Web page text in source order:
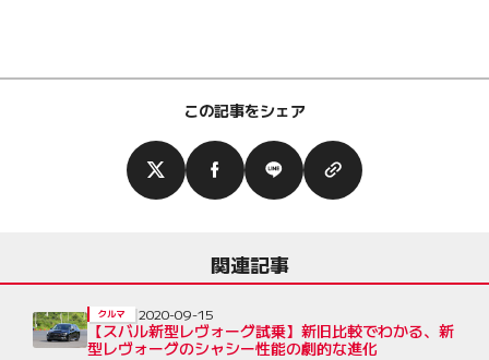
この記事をシェア
関連記事
【スバル新型レヴォーグ試乗】新旧比較でわかる、新
型レヴォーグのシャシー性能の劇的な進化
クルマ 2020-09-15